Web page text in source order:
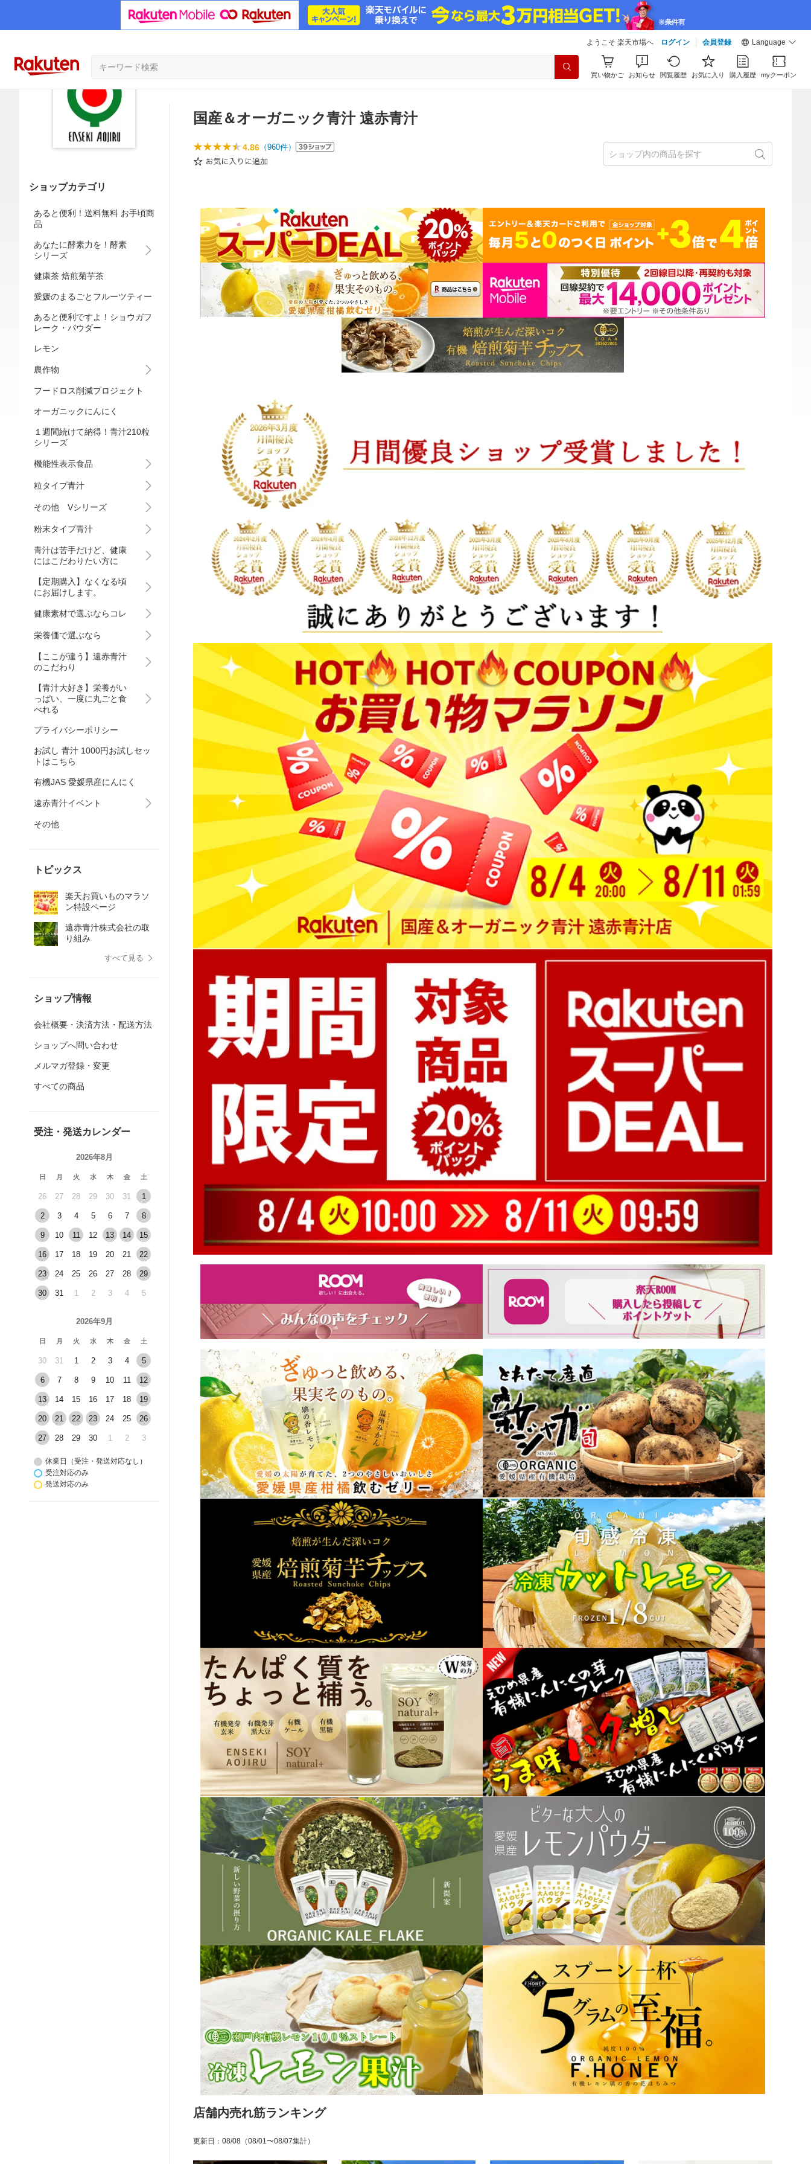
ようこそ 楽天市場へ ログイン 会員登録 Language
買い物かご お知らせ 閲覧履歴 お気に入り 購入履歴 myクーポン
ショップカテゴリ
あると便利！送料無料 お手頃商
品
あなたに酵素力を！酵素
シリーズ
健康茶 焙煎菊芋茶
愛媛のまるごとフルーツティー
あると便利ですよ！ショウガフ
レーク・パウダー
レモン
農作物
フードロス削減プロジェクト
オーガニックにんにく
１週間続けて納得！青汁210粒
シリーズ
機能性表示食品
粒タイプ青汁
その他 Vシリーズ
粉末タイプ青汁
青汁は苦手だけど、健康
にはこだわりたい方に
【定期購入】なくなる頃
にお届けします。
健康素材で選ぶならコレ
栄養価で選ぶなら
【ここが違う】遠赤青汁
のこだわり
【青汁大好き】栄養がい
っぱい、一度に丸ごと食
べれる
プライバシーポリシー
お試し 青汁 1000円お試しセッ
トはこちら
有機JAS 愛媛県産にんにく
遠赤青汁イベント
その他
トピックス
楽天お買いものマラソ
ン特設ページ
遠赤青汁株式会社の取
り組み
すべて見る
ショップ情報
会社概要・決済方法・配送方法
ショップへ問い合わせ
メルマガ登録・変更
すべての商品
受注・発送カレンダー
2026年8月
日 月 火 水 木 金 土
26 27 28 29 30 31 1
2 3 4 5 6 7 8
9 10 11 12 13 14 15
16 17 18 19 20 21 22
23 24 25 26 27 28 29
30 31 1 2 3 4 5
2026年9月
日 月 火 水 木 金 土
30 31 1 2 3 4 5
6 7 8 9 10 11 12
13 14 15 16 17 18 19
20 21 22 23 24 25 26
27 28 29 30 1 2 3
休業日（受注・発送対応なし）
受注対応のみ
発送対応のみ
国産＆オーガニック青汁 遠赤青汁
4.86 （960件）
店舗内売れ筋ランキング
更新日 ： 08/08 （08/01〜08/07集計）